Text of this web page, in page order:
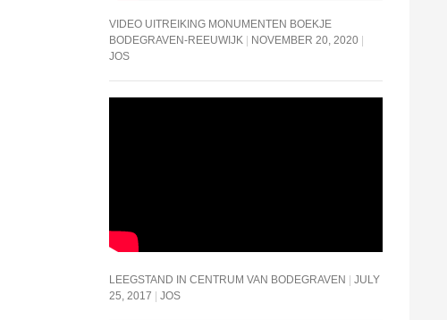
VIDEO UITREIKING MONUMENTEN BOEKJE
BODEGRAVEN-REEUWIJK
NOVEMBER 20, 2020
JOS
LEEGSTAND IN CENTRUM VAN BODEGRAVEN
JULY
25, 2017
JOS